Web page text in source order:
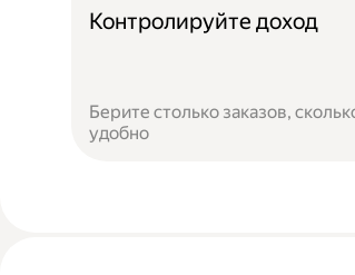
Контролируйте доход
Берите столько заказов,
удобно